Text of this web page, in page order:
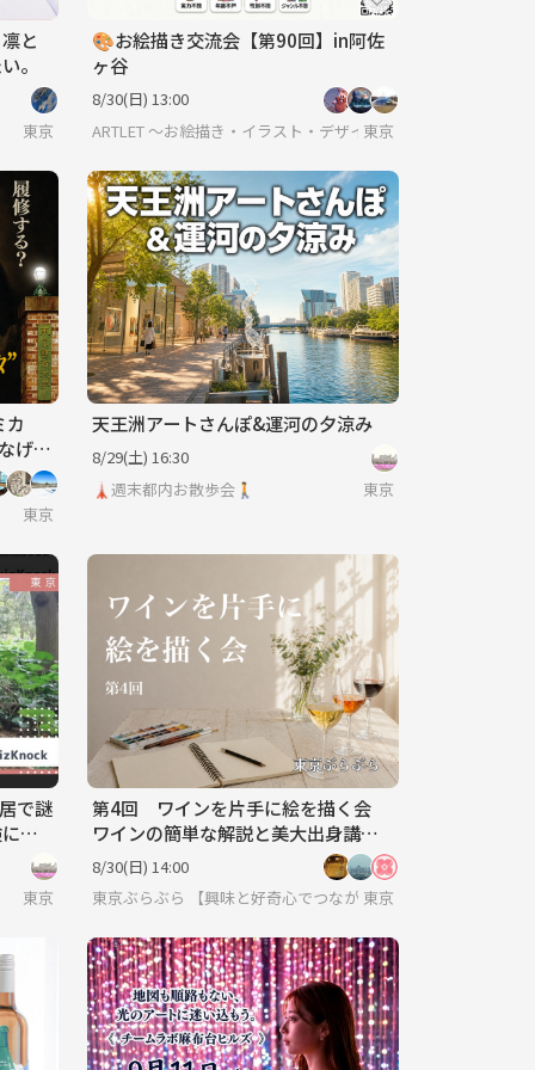
と
。
東京
🎨お絵描き交流会【第90回】in阿佐
ヶ谷
8/30(日) 13:00
ARTLET 〜お絵描き・イラスト・デザイン・映画・漫画・アニ
東京
カ
げー
東京
天王洲アートさんぽ&運河の夕涼み
8/29(土) 16:30
🗼週末都内お散歩会🚶
東京
で謎
出
東京
第4回 ワインを片手に絵を描く会
ワインの簡単な解説と美大出身講師
のアドバイスも
8/30(日) 14:00
東京ぶらぶら 【興味と好奇心でつながる | 30代後半40代あたり
東京